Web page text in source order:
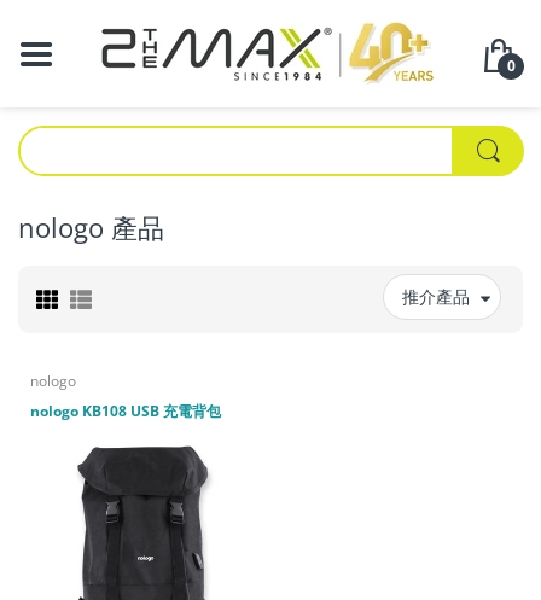
0
nologo 產品
推介產品
nologo
nologo KB108 USB 充電背包